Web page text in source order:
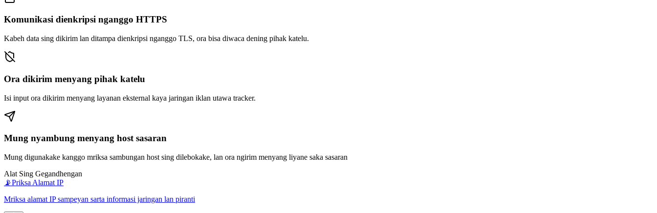
Komunikasi dienkripsi nganggo HTTPS
Kabeh data sing dikirim lan ditampa dienkripsi nganggo TLS, ora bisa diwaca dening pihak katelu.
Ora dikirim menyang pihak katelu
Isi input ora dikirim menyang layanan eksternal kaya jaringan iklan utawa tracker.
Mung nyambung menyang host sasaran
Mung digunakake kanggo mriksa sambungan host sing dilebokake, lan ora ngirim menyang liyane saka sasaran
Alat Sing Gegandhengan
📡Priksa Alamat IP
Mriksa alamat IP sampeyan sarta informasi jaringan lan piranti